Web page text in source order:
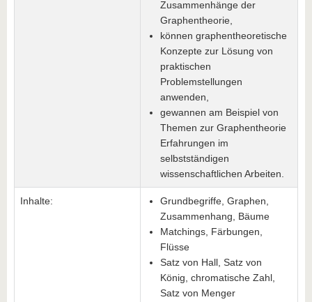
Zusammenhänge der
Graphentheorie,
können graphentheoretische
Konzepte zur Lösung von
praktischen
Problemstellungen
anwenden,
gewannen am Beispiel von
Themen zur Graphentheorie
Erfahrungen im
selbstständigen
wissenschaftlichen Arbeiten.
Inhalte:
Grundbegriffe, Graphen,
Zusammenhang, Bäume
Matchings, Färbungen,
Flüsse
Satz von Hall, Satz von
König, chromatische Zahl,
Satz von Menger